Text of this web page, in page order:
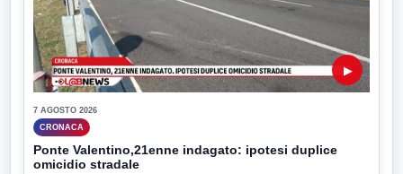
▶
7 AGOSTO 2026
CRONACA
Ponte Valentino,21enne indagato: ipotesi duplice
omicidio stradale